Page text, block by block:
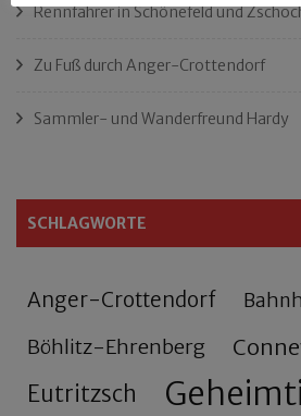
Rennfahrer in Schönefeld und
Zu Fuß durch Anger-Crottendorf
Sammler- und Wanderfreund Hardy
SCHLAGWORTE
Anger-Crottendorf
Böhlitz-Ehrenberg
Eutritzsch